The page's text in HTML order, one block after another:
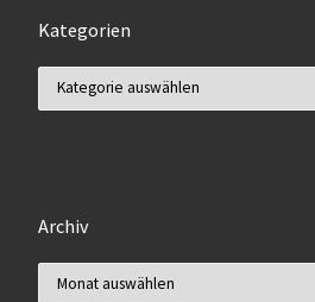
Kategorien
Archiv